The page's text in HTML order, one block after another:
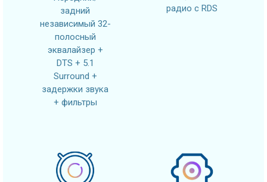
задний
независимый 32-
полосный
эквалайзер +
DTS + 5.1
Surround +
задержки звука
+ фильтры
радио с RDS